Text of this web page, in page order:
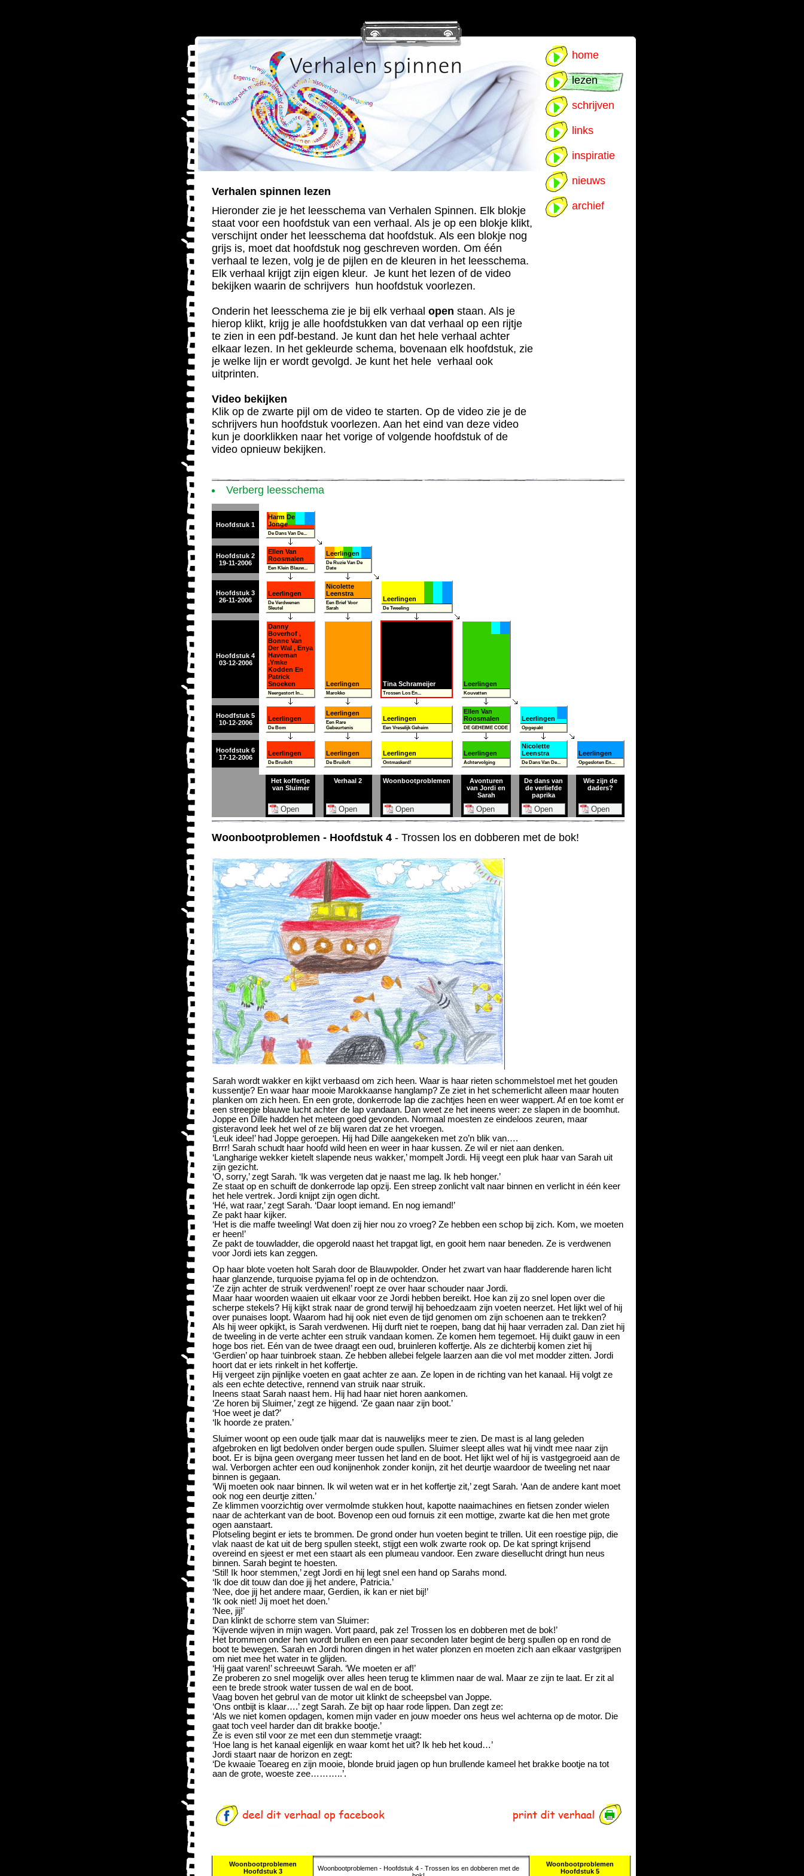
Verhalen spinnen lezen
Hieronder zie je het leesschema van Verhalen Spinnen. Elk blokje
staat voor een hoofdstuk van een verhaal. Als je op een blokje klikt,
verschijnt onder het leesschema dat hoofdstuk. Als een blokje nog
grijs is, moet dat hoofdstuk nog geschreven worden. Om één
verhaal te lezen, volg je de pijlen en de kleuren in het leesschema.
Elk verhaal krijgt zijn eigen kleur. Je kunt het lezen of de video
bekijken waarin de schrijvers hun hoofdstuk voorlezen.
Onderin het leesschema zie je bij elk verhaal open staan. Als je
hierop klikt, krijg je alle hoofdstukken van dat verhaal op een rijtje
te zien in een pdf-bestand. Je kunt dan het hele verhaal achter
elkaar lezen. In het gekleurde schema, bovenaan elk hoofdstuk, zie
je welke lijn er wordt gevolgd. Je kunt het hele verhaal ook
uitprinten.
Video bekijken
Klik op de zwarte pijl om de video te starten. Op de video zie je de
schrijvers hun hoofdstuk voorlezen. Aan het eind van deze video
kun je doorklikken naar het vorige of volgende hoofdstuk of de
video opnieuw bekijken.
home
lezen
schrijven
links
inspiratie
nieuws
archief
Verberg leesschema
Hoofdstuk 1
Harm De
Jonge
De Dans Van De...
Hoofdstuk 2
19-11-2006
Ellen Van
Roosmalen
Een Klein Blauw...
Leerlingen
De Ruzie Van De
Date
Hoofdstuk 3
26-11-2006
Leerlingen
De Verdwenen
Sleutel
Nicolette
Leenstra
Een Brief Voor
Sarah
Leerlingen
De Tweeling
Hoofdstuk 4
03-12-2006
Danny
Boverhof ,
Bonne Van
Der Wal , Enya
Haveman
,Ymke
Kodden En
Patrick
Snoeken
Neergestort In...
Leerlingen
Marokko
Tina Schrameijer
Trossen Los En...
Leerlingen
Kouvatten
Hoodfstuk 5
10-12-2006
Leerlingen
De Bom
Leerlingen
Een Rare
Gebeurtenis
Leerlingen
Een Vreselijk Geheim
Ellen Van
Roosmalen
DE GEHEIME CODE
Leerlingen
Opgepakt
Hoofdstuk 6
17-12-2006
Leerlingen
De Bruiloft
Leerlingen
De Bruiloft
Leerlingen
Ontmaskerd!
Leerlingen
Achtervolging
Nicolette
Leenstra
De Dans Van De...
Leerlingen
Opgesloten En...
Het koffertje
van Sluimer
Verhaal 2 Woonbootproblemen
Avonturen
van Jordi en
Sarah
De dans van
de verliefde
paprika
Wie zijn de
daders?
Woonbootproblemen - Hoofdstuk 4 - Trossen los en dobberen met de bok!
Sarah wordt wakker en kijkt verbaasd om zich heen. Waar is haar rieten schommelstoel met het gouden
kussentje? En waar haar mooie Marokkaanse hanglamp? Ze ziet in het schemerlicht alleen maar houten
planken om zich heen. En een grote, donkerrode lap die zachtjes heen en weer wappert. Af en toe komt er
een streepje blauwe lucht achter de lap vandaan. Dan weet ze het ineens weer: ze slapen in de boomhut.
Joppe en Dille hadden het meteen goed gevonden. Normaal moesten ze eindeloos zeuren, maar
gisteravond leek het wel of ze blij waren dat ze het vroegen.
‘Leuk idee!’ had Joppe geroepen. Hij had Dille aangekeken met zo’n blik van….
Brrr! Sarah schudt haar hoofd wild heen en weer in haar kussen. Ze wil er niet aan denken.
‘Langharige wekker kietelt slapende neus wakker,’ mompelt Jordi. Hij veegt een pluk haar van Sarah uit
zijn gezicht.
‘O, sorry,’ zegt Sarah. ‘Ik was vergeten dat je naast me lag. Ik heb honger.’
Ze staat op en schuift de donkerrode lap opzij. Een streep zonlicht valt naar binnen en verlicht in één keer
het hele vertrek. Jordi knijpt zijn ogen dicht.
‘Hé, wat raar,’ zegt Sarah. ‘Daar loopt iemand. En nog iemand!’
Ze pakt haar kijker.
‘Het is die maffe tweeling! Wat doen zij hier nou zo vroeg? Ze hebben een schop bij zich. Kom, we moeten
er heen!’
Ze pakt de touwladder, die opgerold naast het trapgat ligt, en gooit hem naar beneden. Ze is verdwenen
voor Jordi iets kan zeggen.
Op haar blote voeten holt Sarah door de Blauwpolder. Onder het zwart van haar fladderende haren licht
haar glanzende, turquoise pyjama fel op in de ochtendzon.
‘Ze zijn achter de struik verdwenen!’ roept ze over haar schouder naar Jordi.
Maar haar woorden waaien uit elkaar voor ze Jordi hebben bereikt. Hoe kan zij zo snel lopen over die
scherpe stekels? Hij kijkt strak naar de grond terwijl hij behoedzaam zijn voeten neerzet. Het lijkt wel of hij
over punaises loopt. Waarom had hij ook niet even de tijd genomen om zijn schoenen aan te trekken?
Als hij weer opkijkt, is Sarah verdwenen. Hij durft niet te roepen, bang dat hij haar verraden zal. Dan ziet hij
de tweeling in de verte achter een struik vandaan komen. Ze komen hem tegemoet. Hij duikt gauw in een
hoge bos riet. Eén van de twee draagt een oud, bruinleren koffertje. Als ze dichterbij komen ziet hij
‘Gerdien’ op haar tuinbroek staan. Ze hebben allebei felgele laarzen aan die vol met modder zitten. Jordi
hoort dat er iets rinkelt in het koffertje.
Hij vergeet zijn pijnlijke voeten en gaat achter ze aan. Ze lopen in de richting van het kanaal. Hij volgt ze
als een echte detective, rennend van struik naar struik.
Ineens staat Sarah naast hem. Hij had haar niet horen aankomen.
‘Ze horen bij Sluimer,’ zegt ze hijgend. ‘Ze gaan naar zijn boot.’
‘Hoe weet je dat?’
‘Ik hoorde ze praten.’
Sluimer woont op een oude tjalk maar dat is nauwelijks meer te zien. De mast is al lang geleden
afgebroken en ligt bedolven onder bergen oude spullen. Sluimer sleept alles wat hij vindt mee naar zijn
boot. Er is bijna geen overgang meer tussen het land en de boot. Het lijkt wel of hij is vastgegroeid aan de
wal. Verborgen achter een oud konijnenhok zonder konijn, zit het deurtje waardoor de tweeling net naar
binnen is gegaan.
‘Wij moeten ook naar binnen. Ik wil weten wat er in het koffertje zit,’ zegt Sarah. ‘Aan de andere kant moet
ook nog een deurtje zitten.’
Ze klimmen voorzichtig over vermolmde stukken hout, kapotte naaimachines en fietsen zonder wielen
naar de achterkant van de boot. Bovenop een oud fornuis zit een mottige, zwarte kat die hen met grote
ogen aanstaart.
Plotseling begint er iets te brommen. De grond onder hun voeten begint te trillen. Uit een roestige pijp, die
vlak naast de kat uit de berg spullen steekt, stijgt een wolk zwarte rook op. De kat springt krijsend
overeind en sjeest er met een staart als een plumeau vandoor. Een zware diesellucht dringt hun neus
binnen. Sarah begint te hoesten.
‘Stil! Ik hoor stemmen,’ zegt Jordi en hij legt snel een hand op Sarahs mond.
‘Ik doe dit touw dan doe jij het andere, Patricia.’
‘Nee, doe jij het andere maar, Gerdien, ik kan er niet bij!’
‘Ik ook niet! Jij moet het doen.’
‘Nee, jij!’
Dan klinkt de schorre stem van Sluimer:
‘Kijvende wijven in mijn wagen. Vort paard, pak ze! Trossen los en dobberen met de bok!’
Het brommen onder hen wordt brullen en een paar seconden later begint de berg spullen op en rond de
boot te bewegen. Sarah en Jordi horen dingen in het water plonzen en moeten zich aan elkaar vastgrijpen
om niet mee het water in te glijden.
‘Hij gaat varen!’ schreeuwt Sarah. ‘We moeten er af!’
Ze proberen zo snel mogelijk over alles heen terug te klimmen naar de wal. Maar ze zijn te laat. Er zit al
een te brede strook water tussen de wal en de boot.
Vaag boven het gebrul van de motor uit klinkt de scheepsbel van Joppe.
‘Ons ontbijt is klaar….’ zegt Sarah. Ze bijt op haar rode lippen. Dan zegt ze:
‘Als we niet komen opdagen, komen mijn vader en jouw moeder ons heus wel achterna op de motor. Die
gaat toch veel harder dan dit brakke bootje.’
Ze is even stil voor ze met een dun stemmetje vraagt:
‘Hoe lang is het kanaal eigenlijk en waar komt het uit? Ik heb het koud…’
Jordi staart naar de horizon en zegt:
‘De kwaaie Toeareg en zijn mooie, blonde bruid jagen op hun brullende kameel het brakke bootje na tot
aan de grote, woeste zee………..’.
Woonbootproblemen
Hoofdstuk 3
Woonbootproblemen - Hoofdstuk 4 - Trossen los en dobberen met de
Woonbootproblemen
Hoofdstuk 5